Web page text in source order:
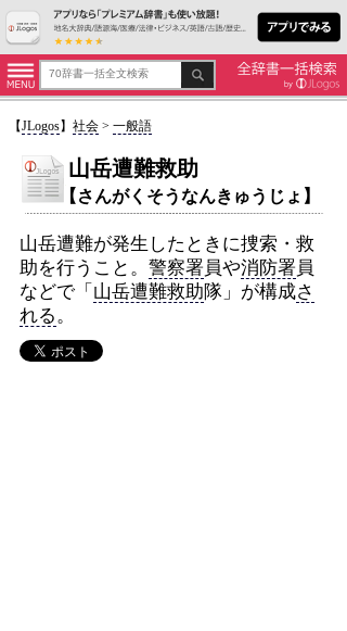
【JLogos】 社会> 一般語
山岳遭難救助
【さんがくそうなんきゅうじょ】
山岳遭難が発生したときに捜索・救
助を行うこと。 警察署 員や消防署 員
などで「 山岳遭難救助隊」が構成さ
れる。